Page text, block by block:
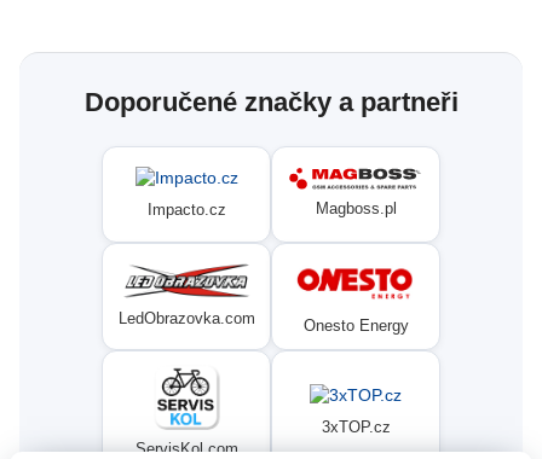
Doporučené značky a partneři
Impacto.cz Magboss.pl
LedObrazovka.com Onesto Energy
ServisKol.com
3xTOP.cz